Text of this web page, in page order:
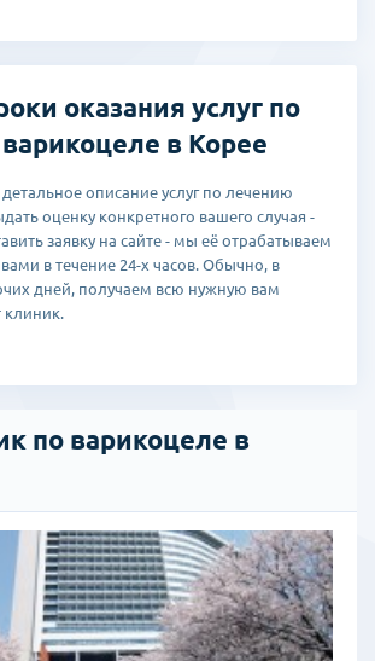
оказания услуг по
в Корее
описание услуг по лечению
оценку конкретного вашего случая -
заявку на сайте - мы её отрабатываем
в течение 24-х часов. Обычно, в
дней, получаем всю нужную вам
по варикоцеле в